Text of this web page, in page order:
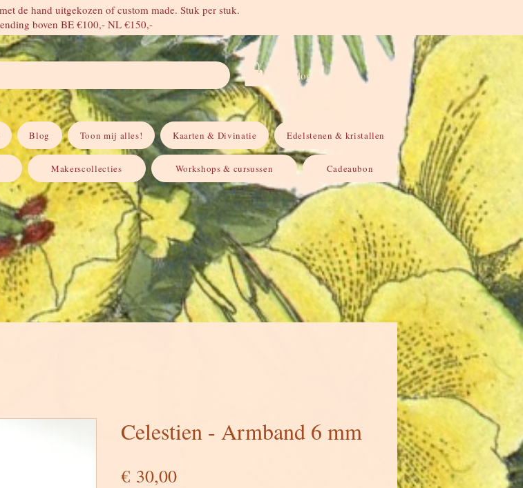
de hand uitgekozen of custom made. Stuk per stuk.
boven BE €100,- NL €150,-
Inloggen
Blog Toon mij alles! Kaarten & Divinatie Edelstenen & kristallen
Makerscollecties Workshops & cursussen Cadeaubon
Celestien - Armband 6 mm
€ 30,00Prijs